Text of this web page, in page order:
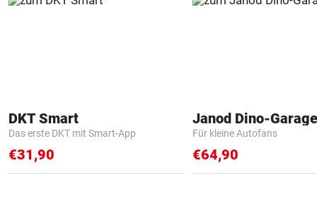
DKT Smart
Das erste DKT mit Smart-App
€31,90
Janod Dino-Garage
Für kleine Autofans
€64,90